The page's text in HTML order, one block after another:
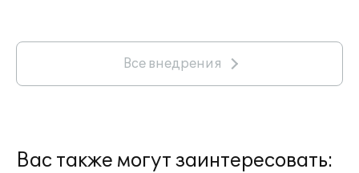
Все внедрения
Вас также могут заинтересовать: